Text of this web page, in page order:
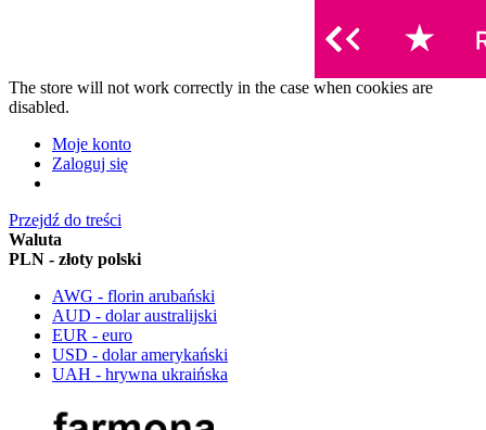
The store will not work correctly in the case when cookies are
disabled.
Moje konto
Zaloguj się
Przejdź do treści
Waluta
PLN - złoty polski
AWG - florin arubański
AUD - dolar australijski
EUR - euro
USD - dolar amerykański
UAH - hrywna ukraińska